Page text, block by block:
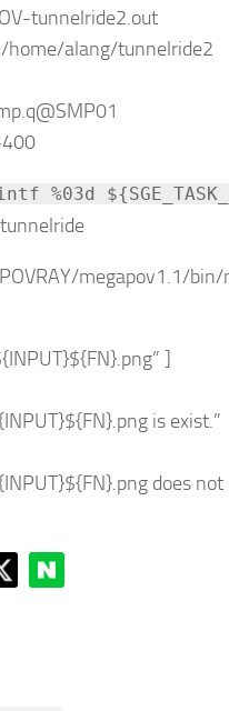
tunnelride2.out
home/alang/tunnelride2
%03d
megapov1.1/bin/
]
is exist.”
does not